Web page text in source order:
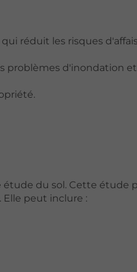
réduit les risques
problèmes d'inondation et
étude du sol. Cette étude
Elle peut inclure :